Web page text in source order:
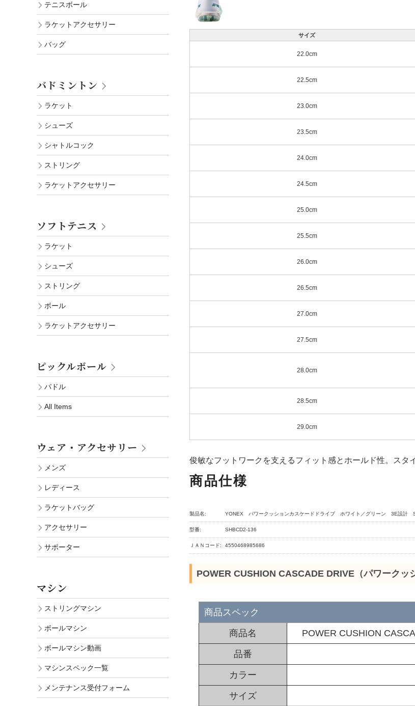
サイズ
22.0cm
22.5cm
23.0cm
23.5cm
24.0cm
24.5cm
25.0cm
25.5cm
26.0cm
26.5cm
27.0cm
27.5cm
28.0cm
28.5cm
29.0cm
俊敏なフットワークを支えるフィット感とホールド性。スタ
商品仕様
製品名: YONEX パワークッションカスケードドライブ ホワイト／グリーン 3E設計
型番: SHBCD2-136
ＪＡＮコード: 4550468985686
POWER CUSHION CASCADE DRIVE（パワークッ
商品スペック
商品名 POWER CUSHION
品番
カラー
サイズ
テニスボール
ラケットアクセサリー
バッグ
バドミントン
ラケット
シューズ
シャトルコック
ストリング
ラケットアクセサリー
ソフトテニス
ラケット
シューズ
ストリング
ボール
ラケットアクセサリー
ピックルボール
パドル
All Items
ウェア・アクセサリー
メンズ
レディース
ラケットバッグ
アクセサリー
サポーター
マシン
ストリングマシン
ボールマシン
ボールマシン動画
マシンスペック一覧
メンテナンス受付フォーム